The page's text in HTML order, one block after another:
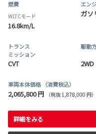
燃費
WLTCモード
16.8km/L
エン
ガソ
トランス
ミッション
CVT
駆動
車両本体価格 （消費税込）
2,065,800 円 （税抜 1,878,000 円）
詳細をみる